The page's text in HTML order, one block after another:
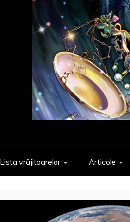
Lista vrăjitoarelor Articole